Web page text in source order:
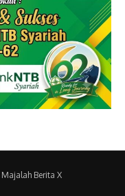
Majalah Berita X